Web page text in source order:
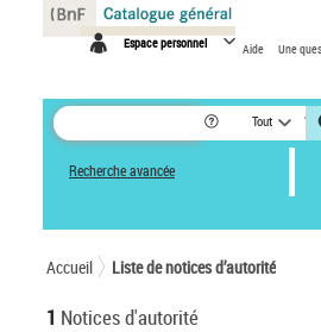
Espace personnel Aide Une
Tout
Recherche avancée
Accueil Liste de notices d’autorité
1 Notices d'autorité
Panneau de gestion des cookies